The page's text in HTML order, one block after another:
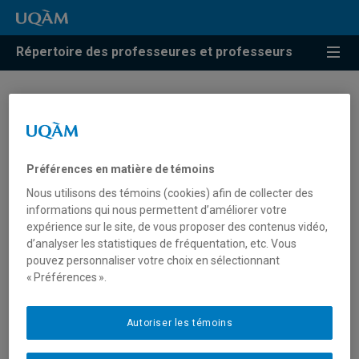
Répertoire des professeures et professeurs
Professeur associé
Courriel:begin.guy@uqam.ca
Téléphone
Langues: Français, Anglais
Préférences en matière de témoins
Nous utilisons des témoins (cookies) afin de collecter des
informations qui nous permettent d’améliorer votre
expérience sur le site, de vous proposer des contenus vidéo,
d’analyser les statistiques de fréquentation, etc. Vous
pouvez personnaliser votre choix en sélectionnant
« Préférences ».
Autoriser les témoins